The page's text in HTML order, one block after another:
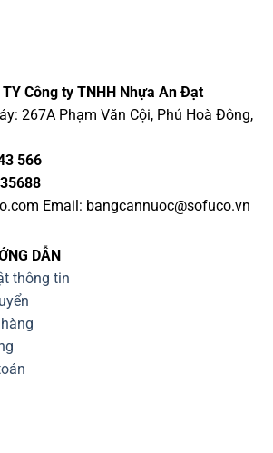
TY Công ty TNHH Nhựa An Đạt
267A Phạm Văn Cội, Phú Hoà Đông,
566
Email: bangcannuoc@sofuco.vn
DẪN
thông tin